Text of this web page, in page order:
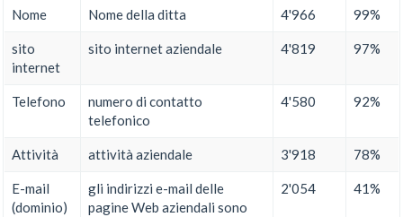
Nome Nome della ditta 4'966 99%
sito
internet
sito internet aziendale 4'819 97%
Telefono
numero di contatto
telefonico
4'580 92%
Attività attività aziendale 3'918 78%
E-mail
(dominio)
gli indirizzi e-mail delle
pagine Web aziendali sono
2'054 41%